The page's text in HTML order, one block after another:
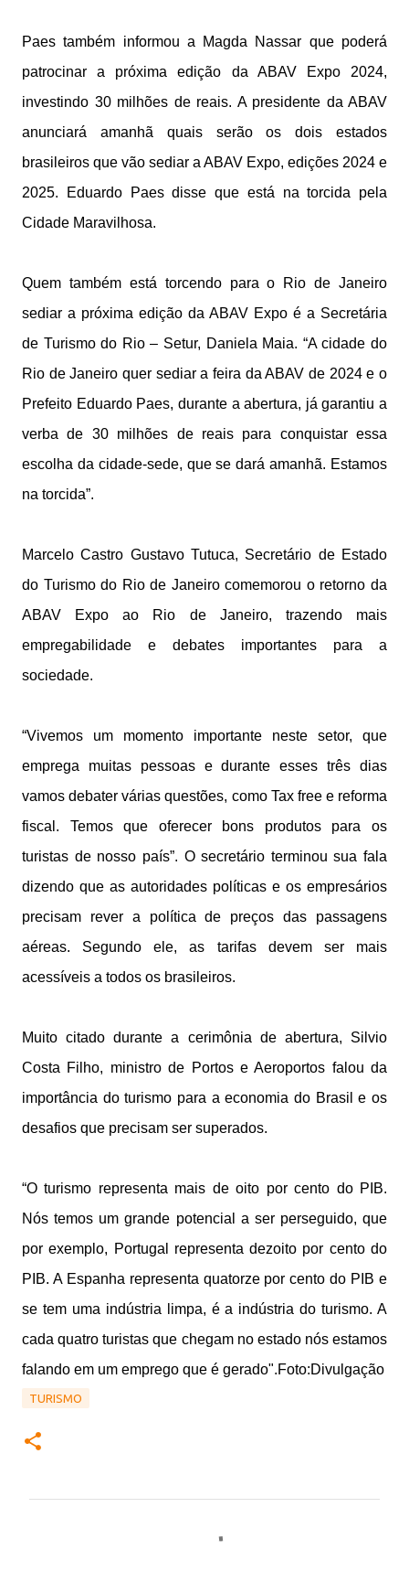
Paes também informou a Magda Nassar que poderá
patrocinar a próxima edição da ABAV Expo 2024,
investindo 30 milhões de reais. A presidente da ABAV
anunciará amanhã quais serão os dois estados
brasileiros que vão sediar a ABAV Expo, edições 2024 e
2025. Eduardo Paes disse que está na torcida pela
Cidade Maravilhosa.
Quem também está torcendo para o Rio de Janeiro
sediar a próxima edição da ABAV Expo é a Secretária
de Turismo do Rio – Setur, Daniela Maia. “A cidade do
Rio de Janeiro quer sediar a feira da ABAV de 2024 e o
Prefeito Eduardo Paes, durante a abertura, já garantiu a
verba de 30 milhões de reais para conquistar essa
escolha da cidade-sede, que se dará amanhã. Estamos
na torcida”.
Marcelo Castro Gustavo Tutuca, Secretário de Estado
do Turismo do Rio de Janeiro comemorou o retorno da
ABAV Expo ao Rio de Janeiro, trazendo mais
empregabilidade e debates importantes para a
sociedade.
“Vivemos um momento importante neste setor, que
emprega muitas pessoas e durante esses três dias
vamos debater várias questões, como Tax free e reforma
fiscal. Temos que oferecer bons produtos para os
turistas de nosso país”. O secretário terminou sua fala
dizendo que as autoridades políticas e os empresários
precisam rever a política de preços das passagens
aéreas. Segundo ele, as tarifas devem ser mais
acessíveis a todos os brasileiros.
Muito citado durante a cerimônia de abertura, Silvio
Costa Filho, ministro de Portos e Aeroportos falou da
importância do turismo para a economia do Brasil e os
desafios que precisam ser superados.
“O turismo representa mais de oito por cento do PIB.
Nós temos um grande potencial a ser perseguido, que
por exemplo, Portugal representa dezoito por cento do
PIB. A Espanha representa quatorze por cento do PIB e
se tem uma indústria limpa, é a indústria do turismo. A
cada quatro turistas que chegam no estado nós estamos
falando em um emprego que é gerado".Foto:Divulgação
TURISMO